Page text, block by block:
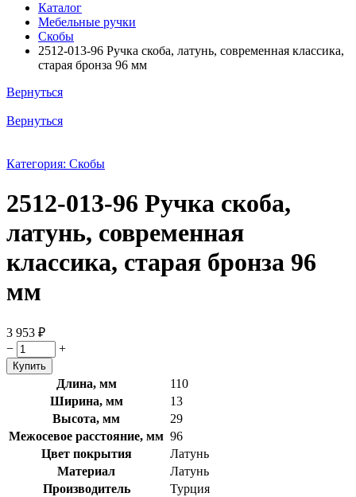
Каталог
Мебельные ручки
Скобы
2512-013-96 Ручка скоба, латунь, современная классика,
старая бронза 96 мм
Вернуться
Вернуться
Категория: Скобы
2512-013-96 Ручка скоба,
латунь, современная
классика, старая бронза 96
мм
3 953 ₽
−
+
Длина, мм
110
Ширина, мм
13
Высота, мм
29
Межосевое расстояние, мм 96
Цвет покрытия
Латунь
Материал
Латунь
Производитель
Турция